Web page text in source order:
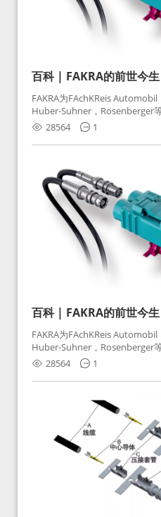
百科 | FAKRA的前世今生
FAKRA为FAchKReis Automobil
Huber-Suhner，Rosenberger
Huber-Suhner相关连接器业务
Rosenberger）缩写。起初为
接，如今FAKRA已成为汽车行
28564 1
百科 | FAKRA的前世今生
FAKRA为FAchKReis Automobil
Huber-Suhner，Rosenberger
Huber-Suhner相关连接器业务
Rosenberger）缩写。起初为
接，如今FAKRA已成为汽车行
28564 1